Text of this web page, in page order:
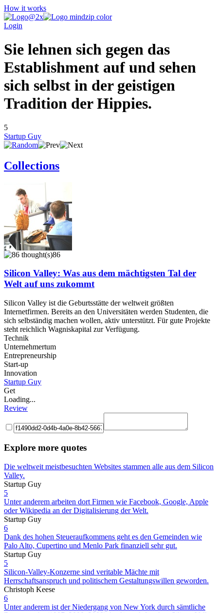
How it works
Login
Sie lehnen sich gegen das
Establishment auf und sehen
sich selbst in der geistigen
Tradition der Hippies.
5
Startup Guy
Collections
86
Silicon Valley: Was aus dem mächtigsten Tal der
Welt auf uns zukommt
Silicon Valley ist die Geburtsstätte der weltweit größten
Internetfirmen. Bereits an den Universitäten werden Studenten, die
sich selbständig machen wollen, aktiv unterstützt. Für gute Projekte
steht reichlich Wagniskapital zur Verfügung.
Technik
Unternehmertum
Entrepreneurship
Start-up
Innovation
Startup Guy
Get
Loading...
Review
Explore more quotes
Die weltweit meistbesuchten Websites stammen alle aus dem Silicon
Valley.
Startup Guy
5
Unter anderem arbeiten dort Firmen wie Facebook, Google, Apple
oder Wikipedia an der Digitalisierung der Welt.
Startup Guy
6
Dank des hohen Steueraufkommens geht es den Gemeinden wie
Palo Alto, Cupertino und Menlo Park finanziell sehr gut.
Startup Guy
5
Silicon-Valley-Konzerne sind veritable Mächte mit
Herrschaftsanspruch und politischem Gestaltungswillen geworden.
Christoph Keese
6
Unter anderem ist der Niedergang von New York durch sämtliche